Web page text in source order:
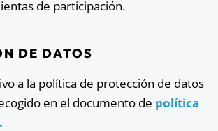
de participación.
DE DATOS
a la política de protección de datos
en el documento de política
.